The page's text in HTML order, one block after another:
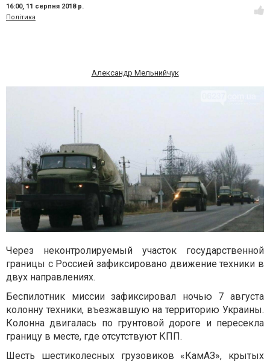
16:00, 11 серпня 2018 р.
Політика
Александр Мельнийчук
Через неконтролируемый участок государственной
границы с Россией зафиксировано движение техники в
двух направлениях.
Беспилотник миссии зафиксировал ночью 7 августа
колонну техники, въезжавшую на территорию Украины.
Колонна двигалась по грунтовой дороге и пересекла
границу в месте, где отсутствуют КПП.
Шесть шестиколесных грузовиков «КамАЗ», крытых